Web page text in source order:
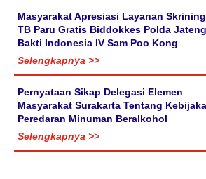
Masyarakat Apresiasi Layanan Skrining
TB Paru Gratis Biddokkes Polda
Bakti Indonesia IV Sam Poo Kong
Selengkapnya >>
Pernyataan Sikap Delegasi Elemen
Masyarakat Surakarta Tentang
Peredaran Minuman Beralkohol
Selengkapnya >>